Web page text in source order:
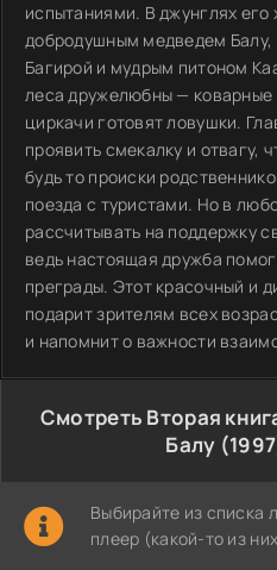
испытаниями. В джунглях его
добродушным медведем Балу,
Багирой и мудрым питоном
леса дружелюбны — коварные
циркачи готовят ловушки.
проявить смекалку и отвагу,
будь то происки
поезда с туристами. Но в
рассчитывать на поддержку
ведь настоящая дружба
преграды. Этот красочный и
подарит зрителям всех
и напомнит о важности
Смотреть Вторая
Балу
Выбирайте из списка
плеер (какой-то из